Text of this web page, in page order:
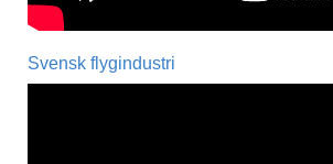
Svensk flygindustri